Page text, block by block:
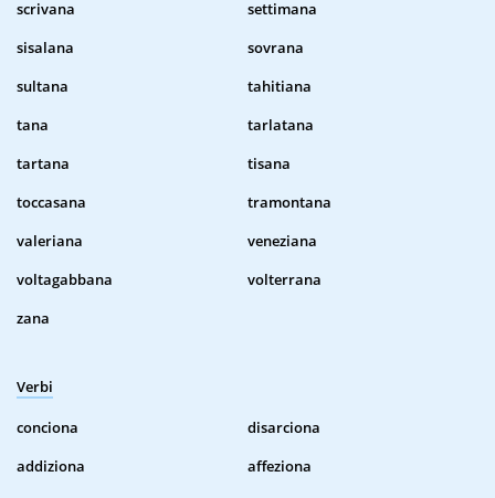
scrivana
settimana
sisalana
sovrana
sultana
tahitiana
tana
tarlatana
tartana
tisana
toccasana
tramontana
valeriana
veneziana
voltagabbana
volterrana
zana
Verbi
conciona
disarciona
addiziona
affeziona